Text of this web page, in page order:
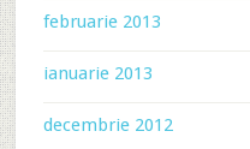
februarie 2013
ianuarie 2013
decembrie 2012